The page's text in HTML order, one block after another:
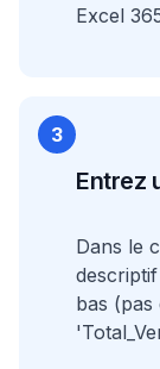
Excel
3
Entrez
Dans le
bas (pas